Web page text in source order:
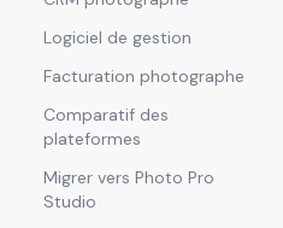
Logiciel de gestion
Facturation photographe
Comparatif des
plateformes
Migrer vers Photo Pro
Studio